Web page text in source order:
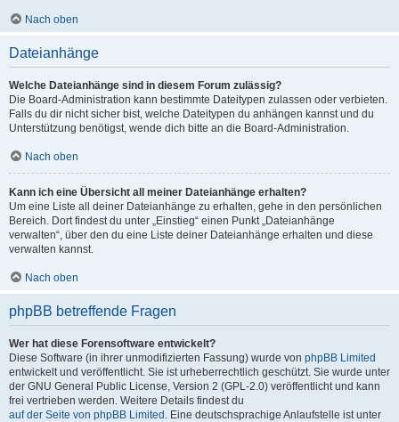
Nach oben
Dateianhänge
Welche Dateianhänge sind in diesem Forum zulässig?
Die Board-Administration kann bestimmte Dateitypen zulassen oder verbieten.
Falls du dir nicht sicher bist, welche Dateitypen du anhängen kannst und du
Unterstützung benötigst, wende dich bitte an die Board-Administration.
Nach oben
Kann ich eine Übersicht all meiner Dateianhänge erhalten?
Um eine Liste all deiner Dateianhänge zu erhalten, gehe in den persönlichen
Bereich. Dort findest du unter „Einstieg“ einen Punkt „Dateianhänge
verwalten“, über den du eine Liste deiner Dateianhänge erhalten und diese
verwalten kannst.
Nach oben
phpBB betreffende Fragen
Wer hat diese Forensoftware entwickelt?
Diese Software (in ihrer unmodifizierten Fassung) wurde von phpBB Limited
entwickelt und veröffentlicht. Sie ist urheberrechtlich geschützt. Sie wurde unter
der GNU General Public License, Version 2 (GPL-2.0) veröffentlicht und kann
frei vertrieben werden. Weitere Details findest du
auf der Seite von phpBB Limited . Eine deutschsprachige Anlaufstelle ist unter